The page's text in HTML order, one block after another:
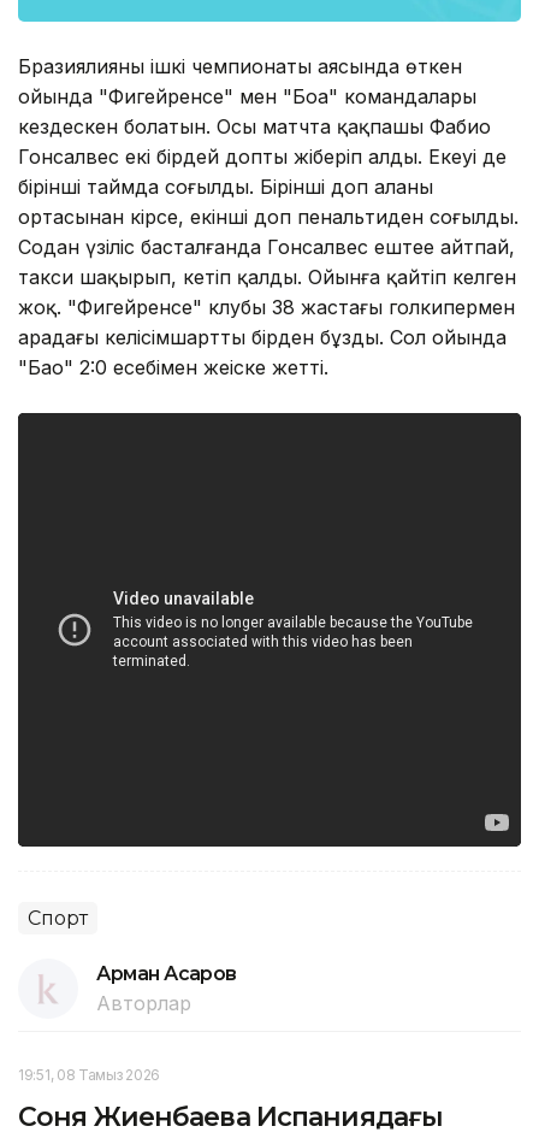
Бразиялияның ішкі чемпионаты аясында өткен
ойында "Фигейренсе" мен "Боа" командалары
кездескен болатын. Осы матчта қақпашы Фабио
Гонсалвес екі бірдей допты жіберіп алды. Екеуі де
бірінші таймда соғылды. Бірінші доп алаңның
ортасынан кірсе, екінші доп пенальтиден соғылды.
Содан үзіліс басталғанда Гонсалвес ештеңе айтпай,
такси шақырып, кетіп қалды. Ойынға қайтіп келген
жоқ. "Фигейренсе" клубы 38 жастағы голкипермен
арадағы келісімшартты бірден бұзды. Сол ойында
"Бао" 2:0 есебімен жеңіске жетті.
Спорт
Арман Асқаров
Авторлар
19:51, 08 Тамыз 2026
Соня Жиенбаева Испаниядағы